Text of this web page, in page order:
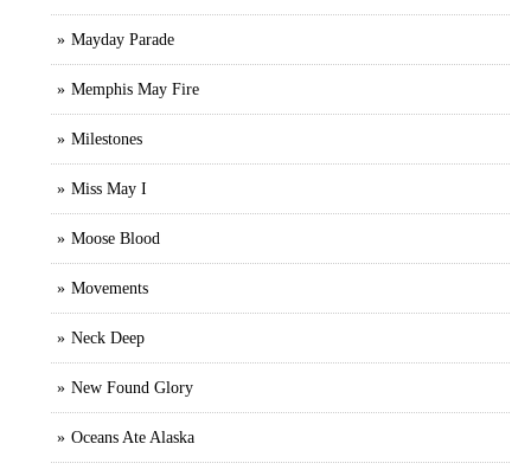
Mayday Parade
Memphis May Fire
Milestones
Miss May I
Moose Blood
Movements
Neck Deep
New Found Glory
Oceans Ate Alaska